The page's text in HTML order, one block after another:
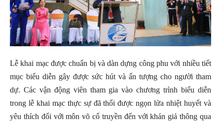
Lễ khai mạc được chuẩn bị và dàn dựng công phu với nhiều tiết
mục biểu diễn gây được sức hút và ấn tượng cho người tham
dự. Các vận động viên tham gia vào chương trình biểu diễn
trong lễ khai mạc thực sự đã thổi được ngọn lửa nhiệt huyết và
yêu thích đối với môn võ cổ truyền đến với khán giả thông qua